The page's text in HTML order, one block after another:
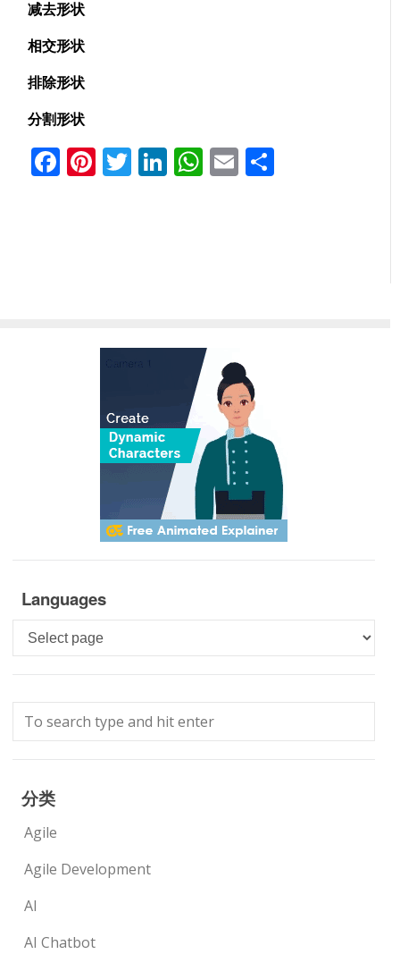
减去形状
相交形状
排除形状
分割形状
Facebook
Pinterest
Twitter
LinkedIn
WhatsApp
Email
Languages
Languages
分类
Agile
Agile Development
AI
AI Chatbot